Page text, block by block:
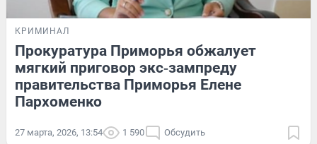
КРИМИНАЛ
Прокуратура Приморья обжалует
мягкий приговор экс‑зампреду
правительства Приморья Елене
Пархоменко
27 марта, 2026, 13:54 1 590 Обсудить